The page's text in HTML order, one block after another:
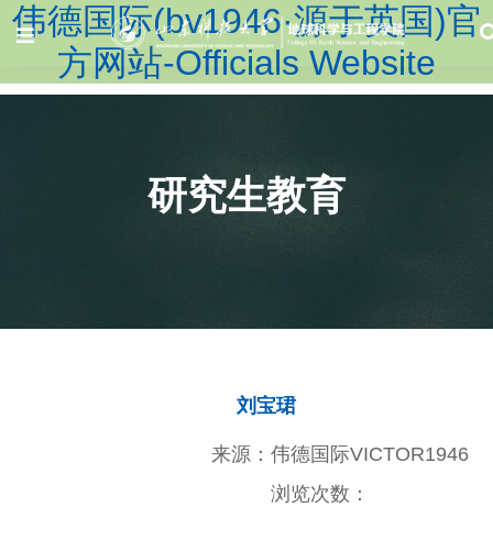
伟德国际(bv1946·源于英国)官
方网站-Officials Website
研究生教育
刘宝珺
来源：伟德国际VICTOR1946
浏览次数：